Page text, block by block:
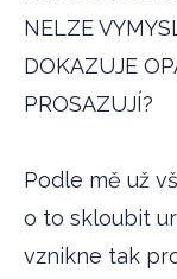
NELZE
DOKAZUJE
PROSAZUJÍ?
Podle mě už
o to skloubit
vznikne tak